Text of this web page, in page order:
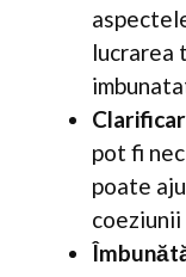
lucrarea
pot fi
poate